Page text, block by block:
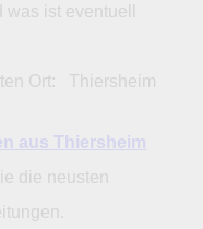
was ist eventuell
Ort: Thiersheim
aus Thiersheim
die neusten